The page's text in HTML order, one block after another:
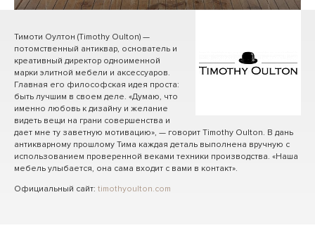
Тимоти Оултон (Timothy Oulton) —
потомственный антиквар, основатель и
креативный директор одноименной
марки элитной мебели и аксессуаров.
Главная его философская идея проста:
быть лучшим в своем деле. «Думаю, что
именно любовь к дизайну и желание
видеть вещи на грани совершенства и
дает мне ту заветную мотивацию», — говорит Timothy Oulton. В дань
антикварному прошлому Тима каждая деталь выполнена вручную с
использованием проверенной веками техники производства. «Наша
мебель улыбается, она сама входит с вами в контакт».
Официальный сайт: timothyoulton.com